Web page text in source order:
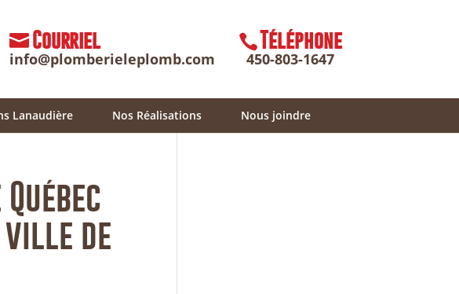
Téléphone
450-803-1647
Courriel
info@plomberieleplomb.com
Lanaudière Nos Réalisations Nous joindre
ville de